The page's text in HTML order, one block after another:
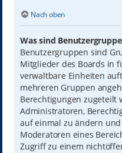
Nach oben
Was sind
Benutzergruppen sind
Mitglieder des Boards in
verwaltbare Einheiten
mehreren Gruppen
Berechtigungen zugeteilt
Administratoren,
auf einmal zu ändern
Moderatoren eines
Zugriff zu einem